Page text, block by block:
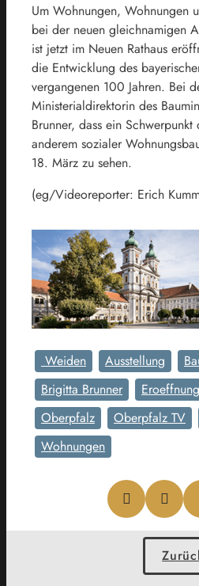
Um Wohnungen, Wohnungen
bei der neuen gleichnamigen
ist jetzt im Neuen Rathaus
die Entwicklung des
vergangenen 100 Jahren. Bei
Ministerialdirektorin des
Brunner, dass ein
anderem sozialer
18. März zu sehen.
(eg/Videoreporter: Erich
Weiden Ausstellung
Brigitta Brunner
Eroeffnung
Oberpfalz
Oberpfalz TV
Wohnungen